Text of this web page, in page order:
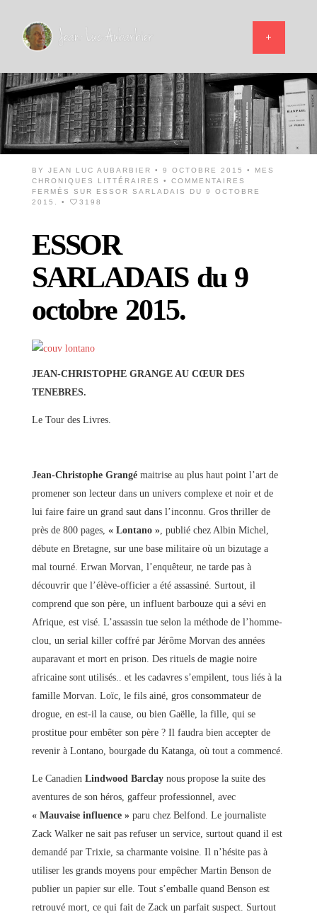
BY JEAN LUC AUBARBIER • 9 OCTOBRE 2015 •
MES
CHRONIQUES LITTÉRAIRES
• COMMENTAIRES
FERMÉS
SUR ESSOR SARLADAIS DU 9 OCTOBRE
2015.
• 3198
ESSOR
SARLADAIS du 9
octobre 2015.
JEAN-CHRISTOPHE GRANGE AU CŒUR DES
TENEBRES.
Le Tour des Livres.
Jean-Christophe Grangémaitrise au plus haut point l’art de
promener son lecteur dans un univers complexe et noir et de
lui faire faire un grand saut dans l’inconnu. Gros thriller de
près de 800 pages, « Lontano », publié chez Albin Michel,
débute en Bretagne, sur une base militaire où un bizutage a
mal tourné. Erwan Morvan, l’enquêteur, ne tarde pas à
découvrir que l’élève-officier a été assassiné. Surtout, il
comprend que son père, un influent barbouze qui a sévi en
Afrique, est visé. L’assassin tue selon la méthode de l’homme-
clou, un serial killer coffré par Jérôme Morvan des années
auparavant et mort en prison. Des rituels de magie noire
africaine sont utilisés.. et les cadavres s’empilent, tous liés à la
famille Morvan. Loïc, le fils ainé, gros consommateur de
drogue, en est-il la cause, ou bien Gaëlle, la fille, qui se
prostitue pour embêter son père ? Il faudra bien accepter de
revenir à Lontano, bourgade du Katanga, où tout a commencé.
Le Canadien Lindwood Barclaynous propose la suite des
aventures de son héros, gaffeur professionnel, avec
« Mauvaise influence »paru chez Belfond. Le journaliste
Zack Walker ne sait pas refuser un service, surtout quand il est
demandé par Trixie, sa charmante voisine. Il n’hésite pas à
utiliser les grands moyens pour empêcher Martin Benson de
publier un papier sur elle. Tout s’emballe quand Benson est
retrouvé mort, ce qui fait de Zack un parfait suspect. Surtout